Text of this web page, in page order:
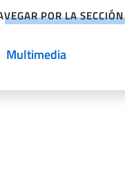
POR LA SECCIÓN
Multimedia